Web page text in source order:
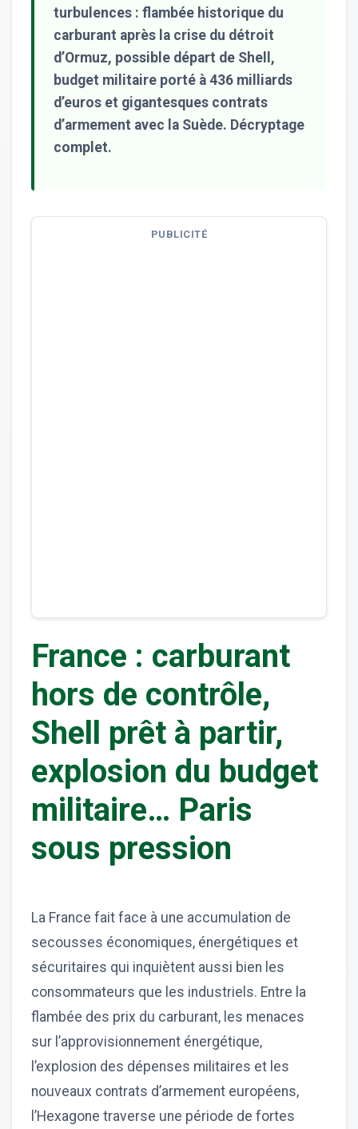
turbulences : flambée historique du
carburant après la crise du détroit
d’Ormuz, possible départ de Shell,
budget militaire porté à 436 milliards
d’euros et gigantesques contrats
d’armement avec la Suède. Décryptage
complet.
PUBLICITÉ
France : carburant
hors de contrôle,
Shell prêt à partir,
explosion du budget
militaire… Paris
sous pression
La France fait face à une accumulation de
secousses économiques, énergétiques et
sécuritaires qui inquiètent aussi bien les
consommateurs que les industriels. Entre la
flambée des prix du carburant, les menaces
sur l’approvisionnement énergétique,
l’explosion des dépenses militaires et les
nouveaux contrats d’armement européens,
l’Hexagone traverse une période de fortes